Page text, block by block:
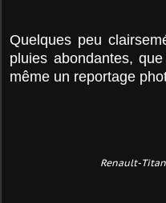
Quelques peu
pluies abondantes,
même un reportage
Renault-